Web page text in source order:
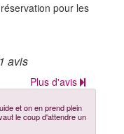
pour les
avis
Plus d'avis
et on en prend plein
le coup d'attendre un